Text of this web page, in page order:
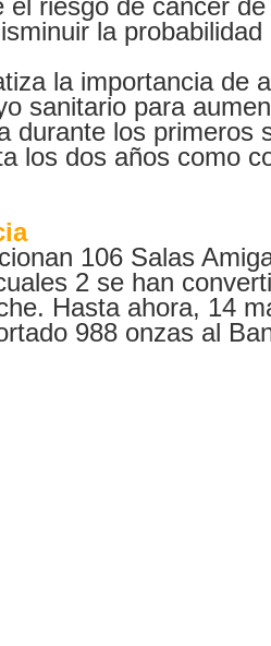
el riesgo de cáncer
la
la importancia de
sanitario para
durante los primeros
los dos años como
106 Salas
2 se han
Hasta ahora, 14
988 onzas al